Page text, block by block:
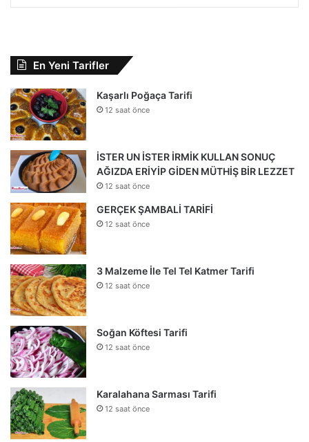
En Yeni Tarifler
Kaşarlı Poğaça Tarifi
12 saat önce
İSTER UN İSTER İRMİK KULLAN SONUÇ
AĞIZDA ERİYİP GİDEN MÜTHİŞ BİR LEZZET
12 saat önce
GERÇEK ŞAMBALİ TARİFİ
12 saat önce
3 Malzeme İle Tel Tel Katmer Tarifi
12 saat önce
Soğan Köftesi Tarifi
12 saat önce
Karalahana Sarması Tarifi
12 saat önce